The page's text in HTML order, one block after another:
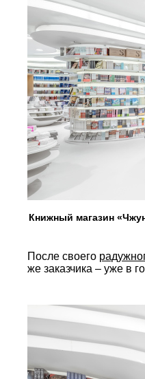
Книжный магазин
После своего
же заказчика – уже в